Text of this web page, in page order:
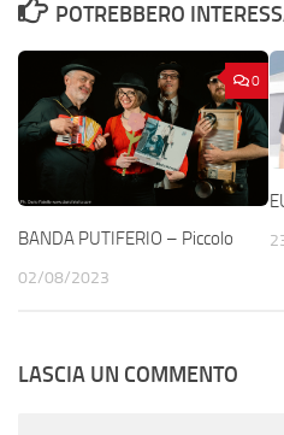
POTREBBERO
0
BANDA PUTIFERIO – Piccolo
02/08/2023
LASCIA UN COMMENTO